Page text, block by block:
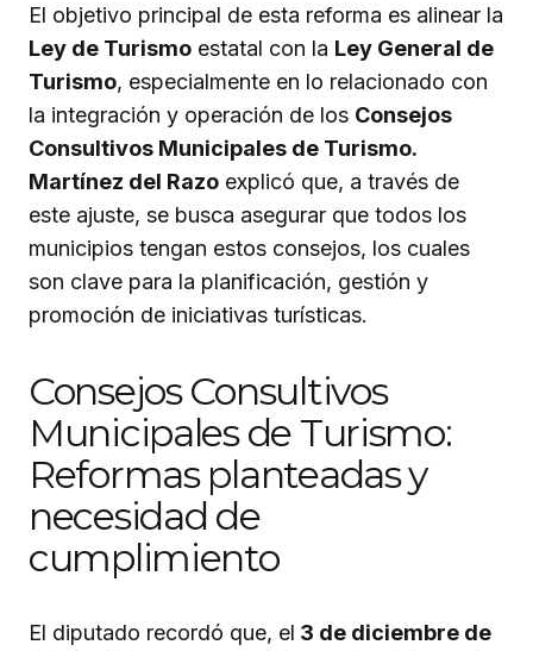
El objetivo principal de esta reforma es alinear la
Ley de Turismo estatal con la Ley General de
Turismo, especialmente en lo relacionado con
la integración y operación de los Consejos
Consultivos Municipales de Turismo.
Martínez del Razo explicó que, a través de
este ajuste, se busca asegurar que todos los
municipios tengan estos consejos, los cuales
son clave para la planificación, gestión y
promoción de iniciativas turísticas.
Consejos Consultivos
Municipales de Turismo:
Reformas planteadas y
necesidad de
cumplimiento
El diputado recordó que, el 3 de diciembre de